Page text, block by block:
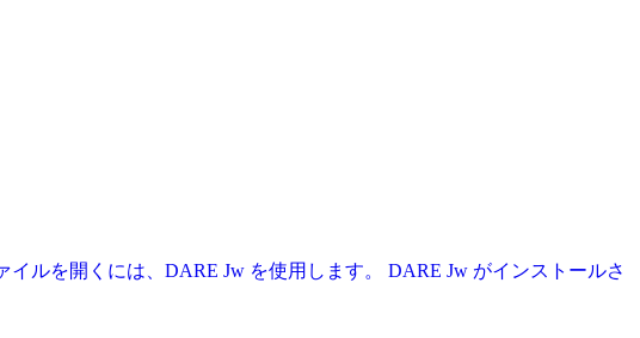
ルを開くには、DARE Jw を使用します。 DARE Jw がインストールさ